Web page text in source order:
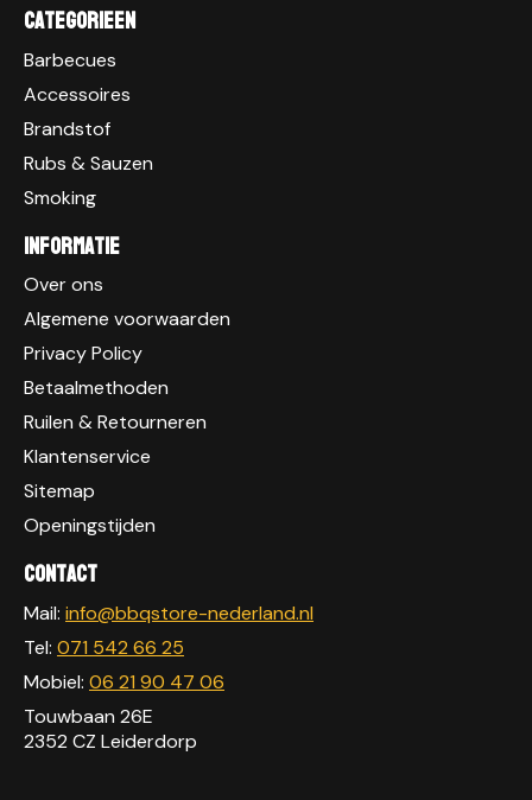
Categorieen
Barbecues
Accessoires
Brandstof
Rubs & Sauzen
Smoking
Informatie
Over ons
Algemene voorwaarden
Privacy Policy
Betaalmethoden
Ruilen & Retourneren
Klantenservice
Sitemap
Openingstijden
Contact
Mail: info@bbqstore-nederland.nl
Tel: 071 542 66 25
Mobiel: 06 21 90 47 06
Touwbaan 26E
2352 CZ Leiderdorp